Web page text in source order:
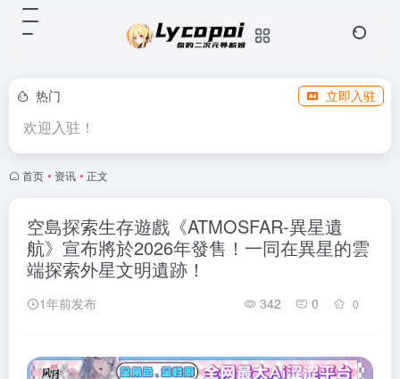
热门 立即入驻
欢迎入驻！
首页 • 资讯 • 正文
空島探索生存遊戲《ATMOSFAR-異星遺
航》宣布將於2026年發售！一同在異星的雲
端探索外星文明遺跡！
1年前发布 342 0 0